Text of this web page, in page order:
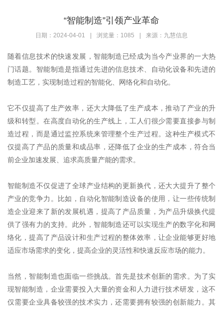
“智能制造”引领产业革命
日期：2024-04-01 浏览量：1085 来源：九慧信息
随着信息技术的快速发展，智能制造已经成为当今产业界的一大热
门话题。智能制造是指通过先进的信息技术、自动化设备和先进的
制造工艺，实现制造过程的智能化、网络化和自动化。
它不仅提高了生产效率，还大大降低了生产成本，推动了产业的升
级和转型。在高度自动化的生产线上，工人们很少需要直接参与制
造过程，而是通过监控系统来管理整个生产过程。这种生产模式不
仅提高了产品的质量和成品率，还降低了企业的生产成本，符合当
前企业加速发展、追求高质量产能的需求。
智能制造不仅促进了全球产业结构的更新换代，还大大提升了整个
产业的竞争力。比如，自动化智能制造设备的使用，让一些传统制
造企业迎来了新的发展机遇，提高了产品质量，为产品升级换代提
供了强有力的支持。此外，智能制造还可以实现生产的数字化和网
络化，提高了产品设计和生产过程的整体效率，让企业能够更好地
适应市场需求的变化，提高企业的灵活性和快速反应市场的能力。
当然，智能制造也面临一些挑战。首先是技术创新的需求。为了实
现智能制造，企业需要投入大量的资金和人力进行技术研发，这不
仅需要企业具备较强的技术实力，还需要拥有较强的创新能力。其